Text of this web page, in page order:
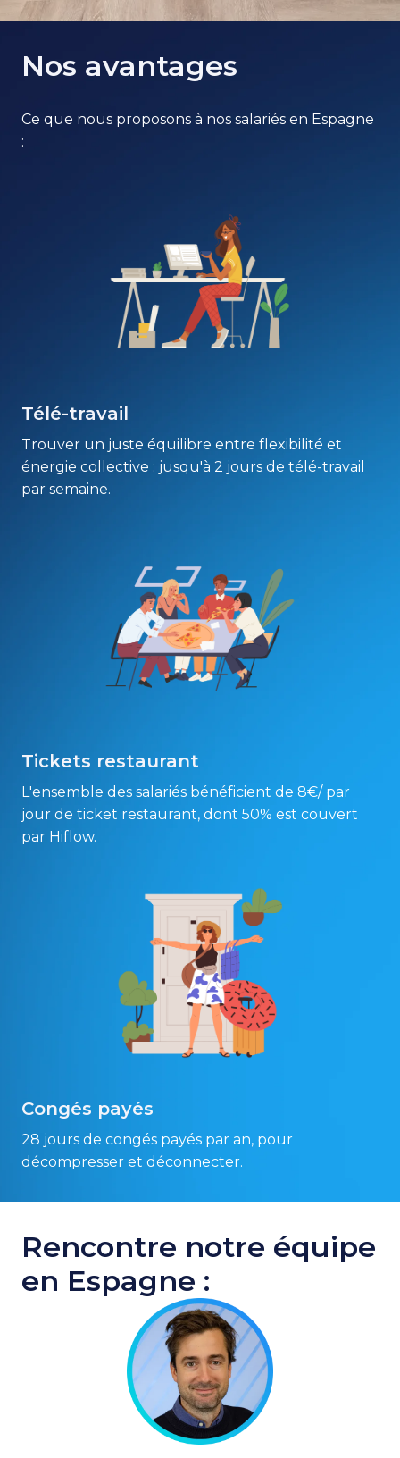
Nos avantages
Ce que nous proposons à nos salariés en Espagne
:
Télé-travail
Trouver un juste équilibre entre flexibilité et
énergie collective : jusqu'à 2 jours de télé-travail
par semaine.
Tickets restaurant
L'ensemble des salariés bénéficient de 8€/ par
jour de ticket restaurant, dont 50% est couvert
par Hiflow.
Congés payés
28 jours de congés payés par an, pour
décompresser et déconnecter.
Rencontre notre équipe
en Espagne :